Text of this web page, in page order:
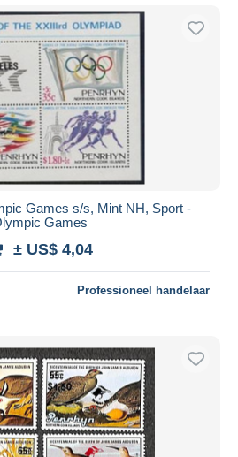
Games s/s, Mint NH, Sport -
Games
± US$ 4,04
Professioneel handelaar